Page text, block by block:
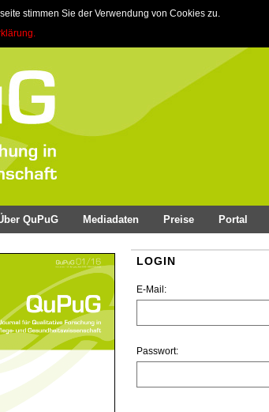
stimmen Sie der Verwendung von Cookies zu.
QuPuG Mediadaten Preise Portal
LOGIN
E-Mail:
Passwort: